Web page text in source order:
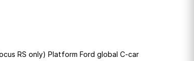
RS only) Platform Ford global C-car